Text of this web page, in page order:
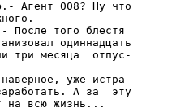
Агент 008? Ну что
После того блестя
одиннадцать
три месяца  отпус-
уже истра-
А за  эту
на всю жизнь...